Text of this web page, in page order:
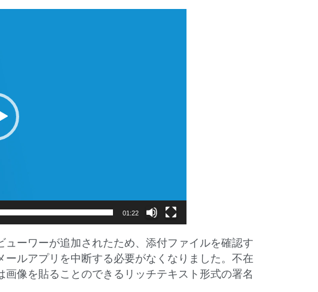
01:22
ーワーが追加されたため、添付ファイルを確認す
ルアプリを中断する必要がなくなりました。不在
像を貼ることのできるリッチテキスト形式の署名